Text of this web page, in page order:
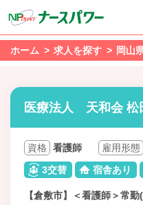
ホーム 求人を探す 岡山
医療法人 天和会 松
資格 看護師 雇用形態
3交替
宿舎あり
【倉敷市】＜看護師＞常